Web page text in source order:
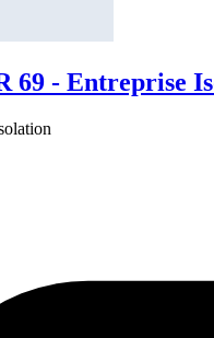
- Entreprise